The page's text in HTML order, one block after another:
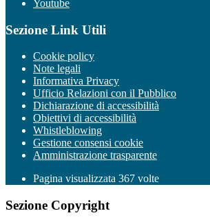
Youtube
Sezione Link Utili
Cookie policy
Note legali
Informativa Privacy
Ufficio Relazioni con il Pubblico
Dichiarazione di accessibilità
Obiettivi di accessibilità
Whistleblowing
Gestione consensi cookie
Amministrazione trasparente
Pagina visualizzata 367 volte
Sezione Copyright